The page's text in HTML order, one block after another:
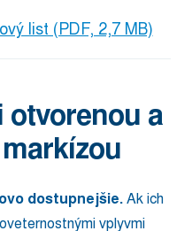
list (PDF, 2,7 MB)
otvorenou a
dostupnejšie.Ak ich
vplyvmi